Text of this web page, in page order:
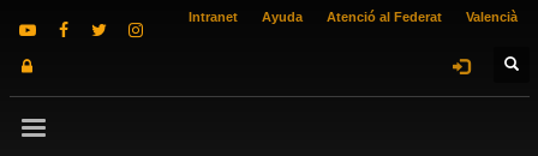
Intranet Ayuda Atenció al Federat Valencià